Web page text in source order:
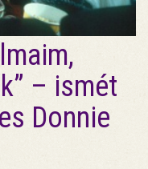
– ismét
Donnie